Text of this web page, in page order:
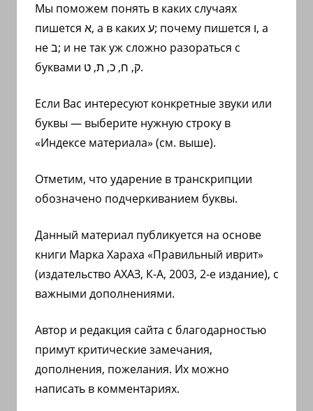
Мы поможем понять в каких случаях
пишется א, а в каких ע; почему пишется ו, а
не ב; и не так уж сложно разораться с
буквами ק, ח, כ, ת, ט.
Если Вас интересуют конкретные звуки или
буквы — выберите нужную строку в
«Индексе материала» (см. выше).
Отметим, что ударение в транскрипции
обозначено подчеркиванием буквы.
Данный материал публикуется на основе
книги Марка Хараха «Правильный иврит»
(издательство АХАЗ, К-А, 2003, 2-е издание), с
важными дополнениями.
Автор и редакция сайта с благодарностью
примут критические замечания,
дополнения, пожелания. Их можно
написать в комментариях.